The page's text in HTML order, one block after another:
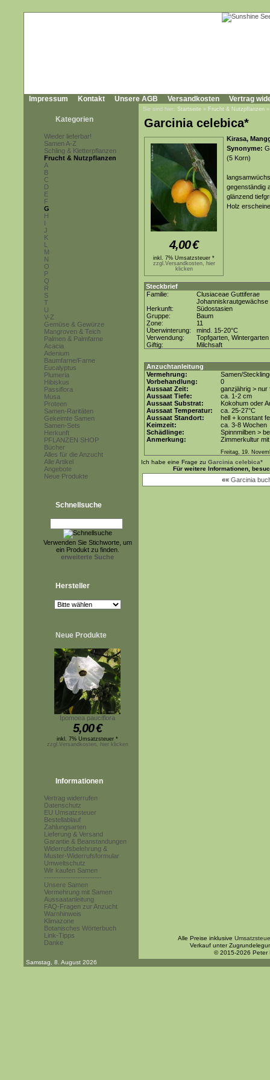
Impressum Kontakt Unsere AGB Versandkosten Vertrag
Kategorien
Wieder lieferbar!
Samen A-Z
Schling & Kletterpflanzen
Frucht & Nutzpflanzen
A
B
C
D
E
F
G
H
I
J
K
L
M
N
O
P
Q
R
S
T
U
V-Z
Gemüse & Gewürze
Mangroven & Teich
Palmen & Palmfarne
Acacia
Adenium
Baumfarne/Farne
Eucalyptus
Plumeria
Hibiskus
Passiflora
Musa
Proteen
Samen-Raritäten
Gekeimte Samen
Samen-Sets
Herkunft
PFLANZEN SHOP
Bücher
Alles für die Anzucht
Alle Artikel
Angebote
Neue Produkte
Schnellsuche
Verwenden Sie Stichworte, um
ein Produkt zu finden.
erweiterte Suche
Hersteller
Neue Produkte
Ipomoea pauciflora
5,00€
inkl. 7% Umsatzsteuer *
zzgl.Versandkosten, hier klicken
Informationen
Vertrag widerrufen
Datenschutz
EU Umsatzsteuer
Bestellablauf
Zahlungsarten
Lieferung & Versand
Garantie & Beanstandungen
Widerrufsbelehrung &
Muster-Widerrufsformular
Umweltschutz
Wir kaufen Samen
------------------------
Unsere Samen
Vermehrung mit Samen
Aussaatanleitung
FAQ-Fragen zur Anzucht
Warnhinweis
Klimazone
Botanisches Wörterbuch
Link-Tipps
Danke
Sie sind hier: Startseite » Frucht & Nutzpflanzen
Garcinia celebica*
4,00€
inkl. 7% Umsatzsteuer *
zzgl.Versandkosten, hier
klicken
Kirasa,
Synonyme:
(5 Korn)
gegenständig
glänzend
Holz
Steckbrief
Familie:
Clusiaceae Guttiferae
Johanniskrautgewächse
Herkunft:
Südostasien
Gruppe:
Baum
Zone:
11
Überwinterung:
mind. 15-20°C
Verwendung:
Topfgarten, Wintergarten
Giftig:
Milchsaft
Anzuchtanleitung
Vermehrung:
Samen/
Vorbehandlung:
0
Aussaat Zeit:
ganzjährig >
Aussaat Tiefe:
ca. 1-2 cm
Aussaat Substrat:
Kokohum oder
Aussaat Temperatur:
ca. 25-27°C
Aussaat Standort:
hell + konstant
Keimzeit:
ca. 3-8 Wochen
Schädlinge:
Spinnmilben >
Anmerkung:
Zimmerkultur
Freitag, 19.
Ich habe eine Frage zu Garcinia celebica*
Für weitere Informationen,
«« Garcinia
Alle Preise inklusive
Verkauf unter
© 2015-2026 Peter
Samstag, 8. August 2026